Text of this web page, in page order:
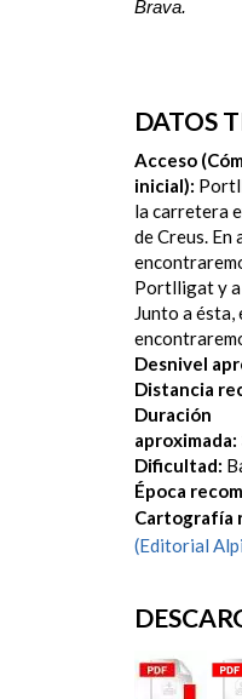
Brava.
DATOS
Acceso
inicial):
la carretera
de Creus. En
Portlligat y a
Junto a
Desnivel
Distancia
Duración
aproximada:
Dificultad:
Época
Cartografía
(Editorial